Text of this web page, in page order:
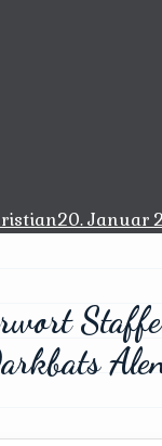
20. Januar